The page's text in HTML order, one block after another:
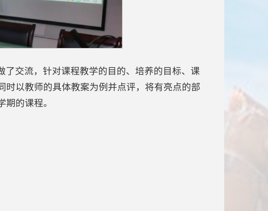
交流，针对课程教学的目的、培养的目标、课
以教师的具体教案为例并点评，将有亮点的部
的课程。